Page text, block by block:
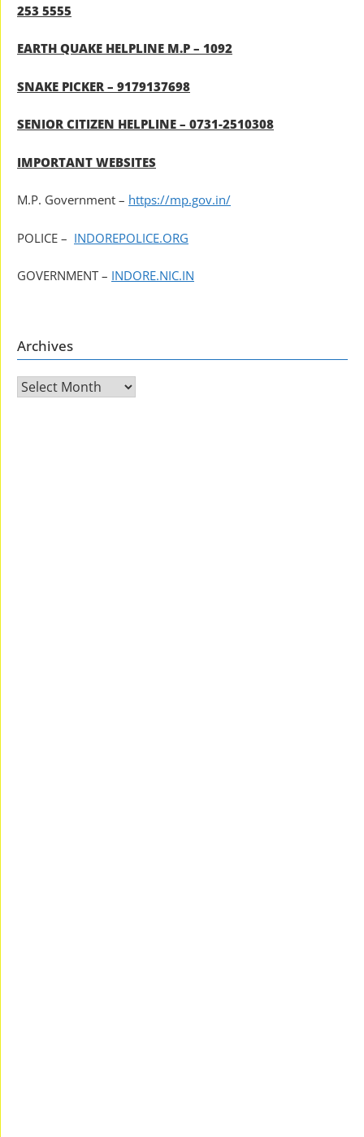
253 5555
EARTH QUAKE HELPLINE M.P – 1092
SNAKE PICKER – 9179137698
SENIOR CITIZEN HELPLINE – 0731-2510308
IMPORTANT WEBSITES
M.P. Government – https://mp.gov.in/
POLICE – INDOREPOLICE.ORG
GOVERNMENT – INDORE.NIC.IN
Archives
Archives